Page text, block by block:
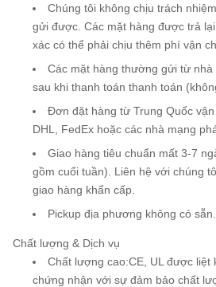
Chúng tôi không chịu trách
gửi được. Các mặt hàng được trả
xác có thể phải chịu thêm phí vận
Các mặt hàng thường gửi từ
sau khi thanh toán thanh toán
Đơn đặt hàng từ Trung Quốc vận
DHL, FedEx hoặc các nhà mạng
Giao hàng tiêu chuẩn mất 3-7
gồm cuối tuần). Liên hệ với chúng
giao hàng khẩn cấp.
Pickup địa phương không có sẵn.
Chất lượng & Dịch vụ
Chất lượng cao:CE, UL được liệt
chứng nhận với sự đảm bảo chất